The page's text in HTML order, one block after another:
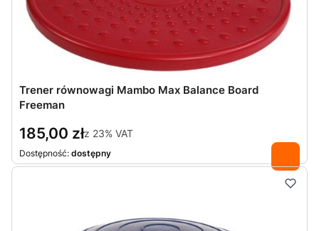
Trener równowagi Mambo Max Balance Board
Freeman
185,00 złz 23% VAT
Dostępność: dostępny